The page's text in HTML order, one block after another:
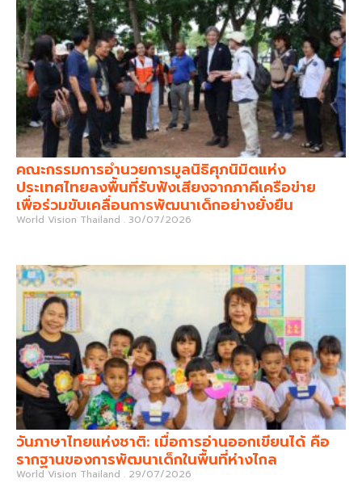
คณะกรรมการอำนวยการมูลนิธิศุภนิมิตแห่ง
ประเทศไทยลงพื้นที่รับฟังเสียงจากภาคีเครือข่าย
เพื่อร่วมขับเคลื่อนการพัฒนาเด็กอย่างยั่งยืน
World Vision Thailand 30/07/2026
วันภาษาไทยแห่งชาติ: เมื่อการอ่านออกเขียนได้ คือ
รากฐานของการพัฒนาเด็กในพื้นที่ห่างไกล
World Vision Thailand 29/07/2026